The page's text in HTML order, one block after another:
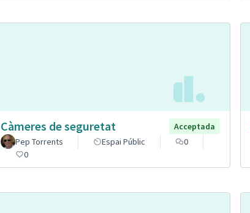
Càmeres de seguretat
Acceptada
Pep Torrents
Espai Públic
0
0